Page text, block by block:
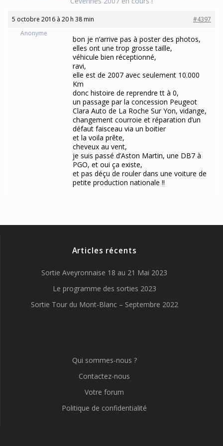
5 octobre 2016 à 20 h 38 min
#4397
Anonyme
bon je n’arrive pas à poster des photos,
elles ont une trop grosse taille,
véhicule bien réceptionné,
ravi,
elle est de 2007 avec seulement 10.000
Km
donc histoire de reprendre tt à 0,
un passage par la concession Peugeot
Clara Auto de La Roche Sur Yon, vidange,
changement courroie et réparation d’un
défaut faisceau via un boitier
et la voila prête,
cheveux au vent,
je suis passé d’Aston Martin, une DB7 à
PGO, et oui ça existe,
et pas déçu de rouler dans une voiture de
petite production nationale !!
Articles récents
Sortie Aveyronnaise 18 au 21 Mai 2023
Le programme des sorties 2023
Sortie Tour du Mont-Blanc – Septembre 2022
Qui sommes-nous ?
Contactez-nous
Votre forum
Politique de confidentialité